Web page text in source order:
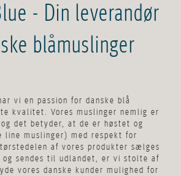
- Din leverandør
blåmuslinger
vi en passion for danske blå
kvalitet. Vores muslinger nemlig er
det betyder, at de er høstet og
line muslinger) med respekt for
af vores produkter sælges
og sendes til udlandet, er vi stolte af
vores danske kunder mulighed for